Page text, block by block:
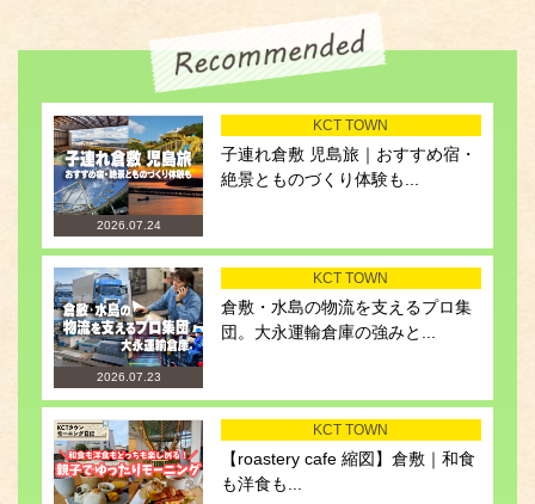
2026.07.24
KCT TOWN
子連れ倉敷 児島旅｜おすすめ宿・
絶景とものづくり体験も...
2026.07.23
KCT TOWN
倉敷・水島の物流を支えるプロ集
団。大永運輸倉庫の強みと...
KCT TOWN
【roastery cafe 縮図】倉敷｜和食
も洋食も...